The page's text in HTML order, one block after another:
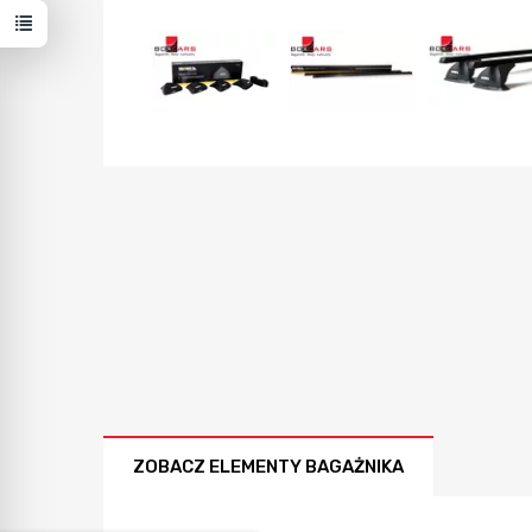
ZOBACZ ELEMENTY BAGAŻNIKA